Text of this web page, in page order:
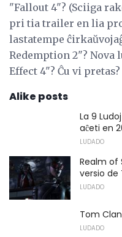
"Fallout 4"? (Sciiga
pri tia trailer en lia
lastatempe
Redemption 2"? Nova
Effect 4"? Ĉu vi
Alike posts
La 9
aĉeti en
LUDADO
Realm of
versio de
LUDADO
Tom
LUDADO